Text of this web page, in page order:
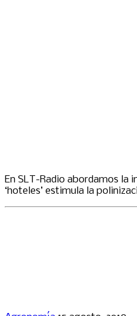
En SLT-Radio abordamos la
‘hoteles’ estimula la